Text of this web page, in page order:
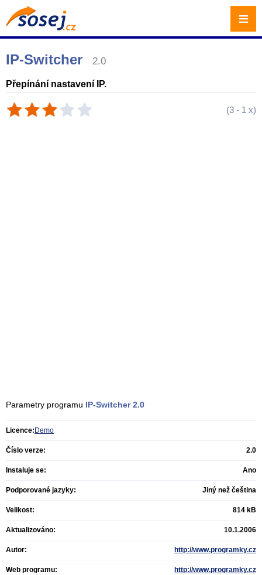
IP-Switcher 2.0
Přepínání nastavení IP.
(3 - 1 x)
Parametry programu IP-Switcher2.0
Licence: Demo
Číslo verze: 2.0
Instaluje se: Ano
Podporované jazyky: Jiný než čeština
Velikost: 814 kB
Aktualizováno: 10.1.2006
Autor: http://www.programky.cz
Web programu: http://www.programky.cz
≡